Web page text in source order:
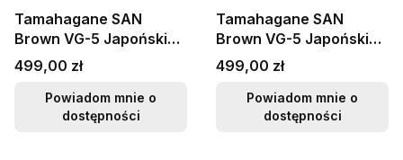
Tamahagane SAN
Brown VG-5 Japoński
Nóż Szefa Kuchni 15cm
Cena
499,00 zł
Powiadom mnie o
dostępności
Tamahagane SAN
Brown VG-5 Japoński
Nóż Szefa Kuchni 18cm
Cena
499,00 zł
Powiadom mnie o
dostępności